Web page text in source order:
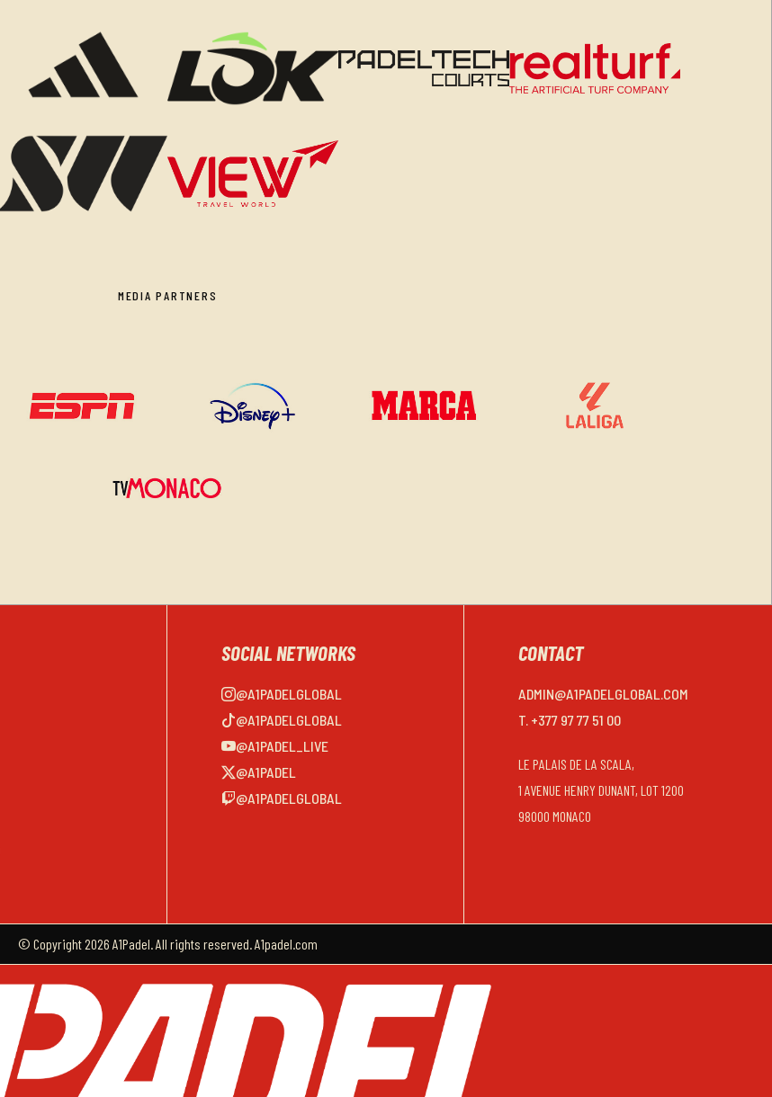
MEDIA PARTNERS
SOCIAL NETWORKS
@A1PADELGLOBAL
@A1PADELGLOBAL
@A1PADEL_LIVE
@A1PADEL
@A1PADELGLOBAL
CONTACT
ADMIN@A1PADELGLOBAL.COM
T. +377 97 77 51 00
LE PALAIS DE LA SCALA,
1 AVENUE HENRY DUNANT, LOT 1200
98000 MONACO
© Copyright 2026 A1Padel. All rights reserved. A1padel.com